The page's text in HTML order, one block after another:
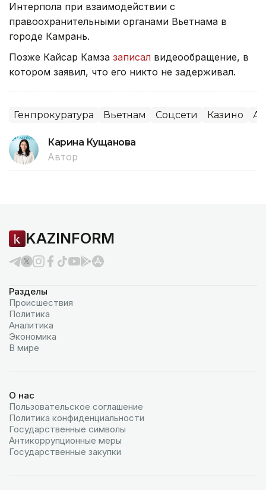
Интерпола при взаимодействии с
правоохранительными органами Вьетнама в
городе Камрань.
Позже Кайсар Камза записал видеообращение, в
котором заявил, что его никто не задерживал.
Генпрокуратура Вьетнам Соцсети Казино
Карина Кущанова
Автор
KAZINFORM
Разделы
Происшествия
Политика
Аналитика
Экономика
В мире
О нас
Пользовательское соглашение
Политика конфиденциальности
Государственные символы
Антикоррупционные меры
Государственные закупки